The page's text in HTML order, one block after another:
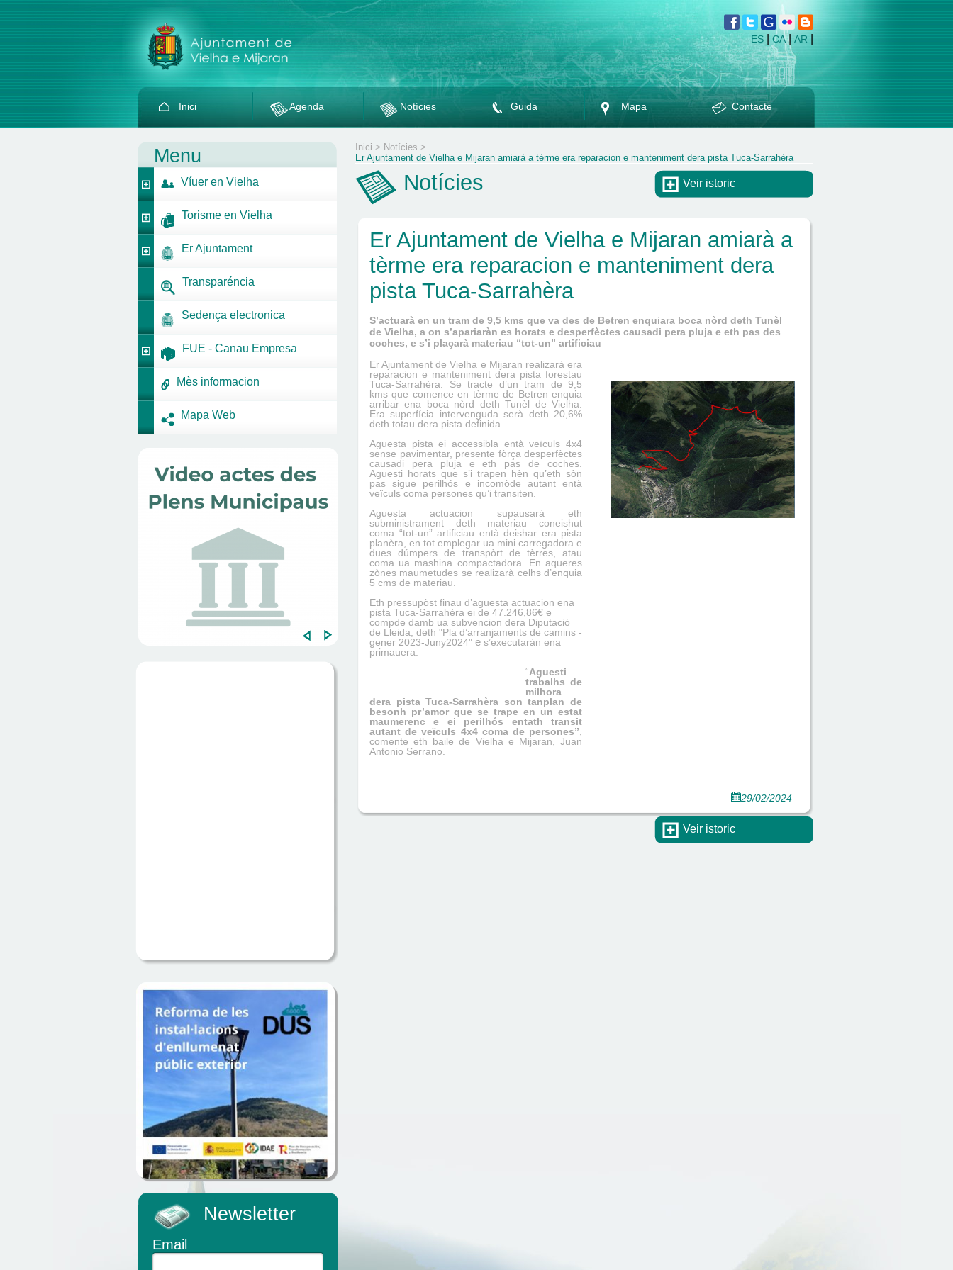
ES CA | AR
Inici Agenda Notícies Guida Mapa Contacte
Menu
Víuer en Vielha
Torisme en Vielha
Er Ajuntament
Transparéncia
Sedença electronica
FUE - Canau Empresa
Mès informacion
Mapa Web
Newsletter
Email
Inici > Notícies >
Er Ajuntament de Vielha e Mijaran amiarà a tèrme era reparacion e manteniment dera pista Tuca-Sarrahèra
Notícies Veir istoric
Er Ajuntament de Vielha e Mijaran amiarà a
tèrme era reparacion e manteniment dera
pista Tuca-Sarrahèra
S’actuarà en un tram de 9,5 kms que va des de Betren enquiara boca nòrd deth Tunèl
de Vielha, a on s’apariaràn es horats e desperfèctes causadi pera pluja e eth pas des
coches, e s’i plaçarà materiau “tot-un” artificiau
Er Ajuntament de Vielha e Mijaran realizarà era
reparacion e manteniment dera pista forestau
Tuca-Sarrahèra. Se tracte d’un tram de 9,5
kms que comence en tèrme de Betren enquia
arribar ena boca nòrd deth Tunèl de Vielha.
Era superfícia intervenguda serà deth 20,6%
deth totau dera pista definida.
Aguesta pista ei accessibla entà veïculs 4x4
sense pavimentar, presente fòrça desperfèctes
causadi pera pluja e eth pas de coches.
Aguesti horats que s’i trapen hèn qu’eth sòn
pas sigue perilhós e incomòde autant entà
veïculs coma persones qu’i transiten.
Aguesta actuacion supausarà eth
subministrament deth materiau coneishut
coma “tot-un” artificiau entà deishar era pista
planèra, en tot emplegar ua mini carregadora e
dues dúmpers de transpòrt de tèrres, atau
coma ua mashina compactadora. En aqueres
zònes maumetudes se realizarà celhs d’enquia
5 cms de materiau.
Eth pressupòst finau d’aguesta actuacion ena
pista Tuca-Sarrahèra ei de 47.246,86€ e
compde damb ua subvencion dera Diputació
de Lleida, deth "Pla d’arranjaments de camins -
gener 2023-Juny2024" e s’executaràn ena
primauera.
“Aguesti
trabalhs de
milhora
dera pista Tuca-Sarrahèra son tanplan de
besonh pr’amor que se trape en un estat
maumerenc e ei perilhós entath transit
autant de veïculs 4x4 coma de persones”
comente eth baile de Vielha e Mijaran, Juan
Antonio Serrano.
29/02/2024
Veir istoric